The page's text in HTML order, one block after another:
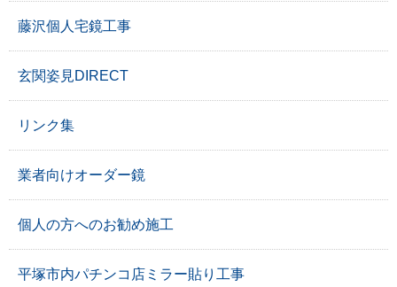
藤沢個人宅鏡工事
玄関姿見DIRECT
リンク集
業者向けオーダー鏡
個人の方へのお勧め施工
平塚市内パチンコ店ミラー貼り工事